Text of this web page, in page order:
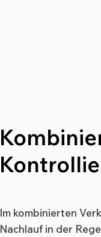
Im kombinierten
Nachlauf in der